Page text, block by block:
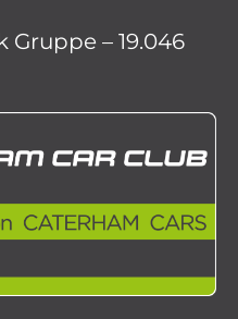
– 19.046